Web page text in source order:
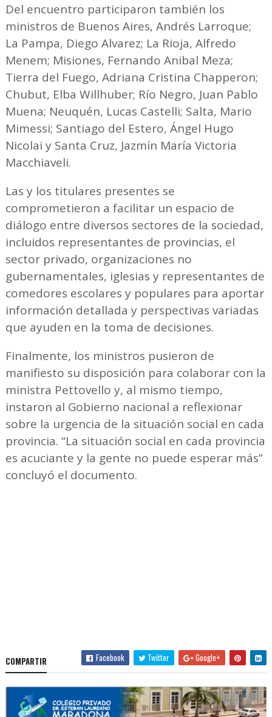
Del encuentro participaron también los
ministros de Buenos Aires, Andrés Larroque;
La Pampa, Diego Alvarez; La Rioja, Alfredo
Menem; Misiones, Fernando Anibal Meza;
Tierra del Fuego, Adriana Cristina Chapperon;
Chubut, Elba Willhuber; Río Negro, Juan Pablo
Muena; Neuquén, Lucas Castelli; Salta, Mario
Mimessi; Santiago del Estero, Ángel Hugo
Nicolai y Santa Cruz, Jazmín María Victoria
Macchiaveli.
Las y los titulares presentes se
comprometieron a facilitar un espacio de
diálogo entre diversos sectores de la sociedad,
incluidos representantes de provincias, el
sector privado, organizaciones no
gubernamentales, iglesias y representantes de
comedores escolares y populares para aportar
información detallada y perspectivas variadas
que ayuden en la toma de decisiones.
Finalmente, los ministros pusieron de
manifiesto su disposición para colaborar con la
ministra Pettovello y, al mismo tiempo,
instaron al Gobierno nacional a reflexionar
sobre la urgencia de la situación social en cada
provincia. “La situación social en cada provincia
es acuciante y la gente no puede esperar más”
concluyó el documento.
COMPARTIR Facebook Twitter Google+